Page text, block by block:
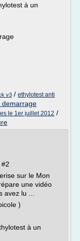
à un
v3 / ethylotest anti
demarrage
le 1er juillet 2012 /
sur le Mon
une vidéo
lu ...
)
à un